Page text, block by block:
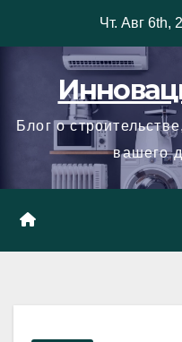
Чт. Авг 6th,
Блог о
вашего